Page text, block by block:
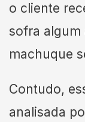
o cliente
sofra algum
machuque
Contudo,
analisada